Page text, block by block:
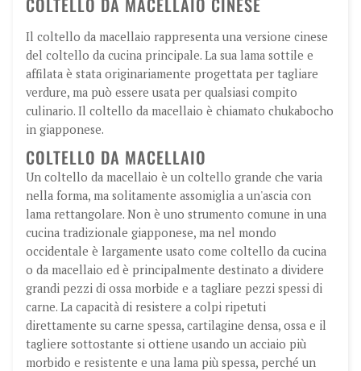
Il coltello da macellaio rappresenta una versione cinese
del coltello da cucina principale. La sua lama sottile e
affilata è stata originariamente progettata per tagliare
verdure, ma può essere usata per qualsiasi compito
culinario. Il coltello da macellaio è chiamato chukabocho
in giapponese.
COLTELLO DA MACELLAIO
Un coltello da macellaio è un coltello grande che varia
nella forma, ma solitamente assomiglia a un'ascia con
lama rettangolare. Non è uno strumento comune in una
cucina tradizionale giapponese, ma nel mondo
occidentale è largamente usato come coltello da cucina
o da macellaio ed è principalmente destinato a dividere
grandi pezzi di ossa morbide e a tagliare pezzi spessi di
carne. La capacità di resistere a colpi ripetuti
direttamente su carne spessa, cartilagine densa, ossa e il
tagliere sottostante si ottiene usando un acciaio più
morbido e resistente e una lama più spessa, perché un